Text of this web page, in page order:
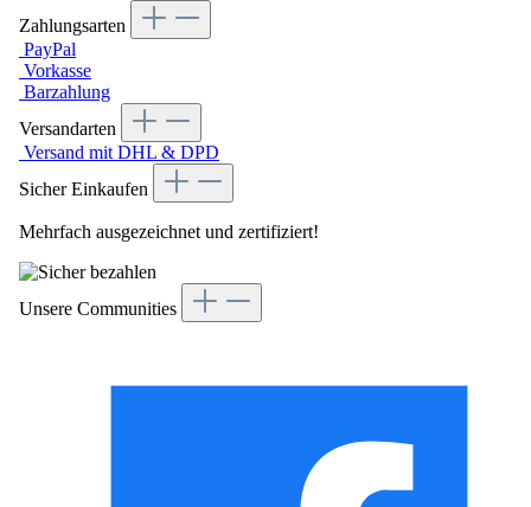
Zahlungsarten
PayPal
Vorkasse
Barzahlung
Versandarten
Versand mit DHL & DPD
Sicher Einkaufen
Mehrfach ausgezeichnet und zertifiziert!
Unsere Communities